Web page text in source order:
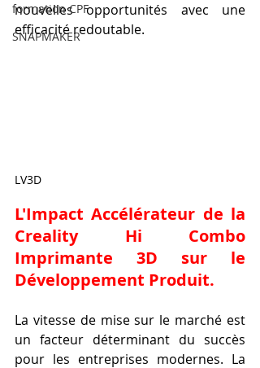
formation CPF
SNAPMAKER
nouvelles opportunités avec une
efficacité redoutable.
LV3D
L'Impact Accélérateur de la
Creality Hi Combo
Imprimante 3D sur le
Développement Produit.
La vitesse de mise sur le marché est
un facteur déterminant du succès